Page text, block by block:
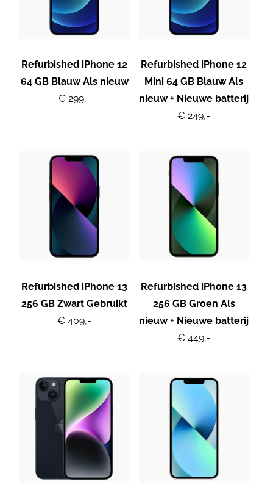
Refurbished iPhone 12
64 GB Blauw Als nieuw
€ 299,-
Refurbished iPhone 12
Mini 64 GB Blauw Als
nieuw + Nieuwe batterij
€ 249,-
Refurbished iPhone 13
256 GB Zwart Gebruikt
€ 409,-
Refurbished iPhone 13
256 GB Groen Als
nieuw + Nieuwe batterij
€ 449,-